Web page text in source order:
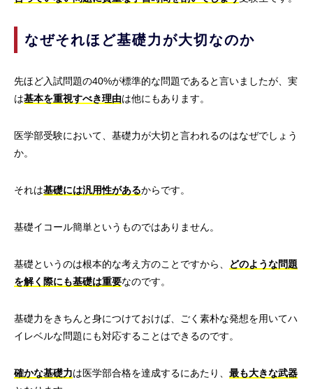
なぜそれほど基礎力が大切なのか
先ほど入試問題の40%が標準的な問題であると言いましたが、実
は基本を重視すべき理由は他にもあります。
医学部受験において、基礎力が大切と言われるのはなぜでしょう
か。
それは基礎には汎用性があるからです。
基礎イコール簡単というものではありません。
基礎というのは根本的な考え方のことですから、
どのような問題
を解く際にも基礎は重要なのです。
基礎力をきちんと身につけておけば、ごく素朴な発想を用いてハ
イレベルな問題にも対応することはできるのです。
確かな基礎力は医学部合格を達成するにあたり、 最も大きな武器